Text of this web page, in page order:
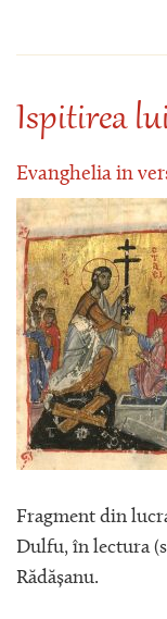
Ispitirea
Evanghelia in
Fragment din
Dulfu, în lectura
Rădășanu.